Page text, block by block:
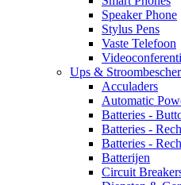
Speaker Phone
Stylus Pens
Vaste Telefoon
Ups &
Acculaders
Automatic
Batteries -
Batteries -
Batteries -
Batterijen
Circuit